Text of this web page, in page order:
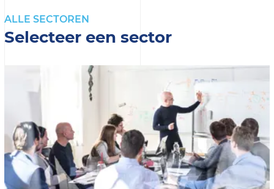
ALLE SECTOREN
Selecteer een sector